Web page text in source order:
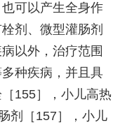
可以产生全身作
剂、微型灌肠剂
以外，治疗范围
种疾病，并且具
155］，小儿高热
剂［157］，小儿